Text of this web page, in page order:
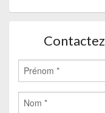
Contactez